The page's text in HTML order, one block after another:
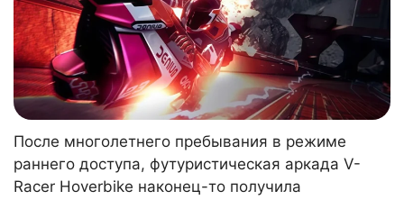
После многолетнего пребывания в режиме
раннего доступа, футуристическая аркада V-
Racer Hoverbike наконец-то получила